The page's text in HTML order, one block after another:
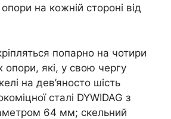
на кожній стороні від
попарно на чотири
опори, які, у свою чергу
на дев’яносто шість
сталі DYWIDAG з
64 мм; скельний